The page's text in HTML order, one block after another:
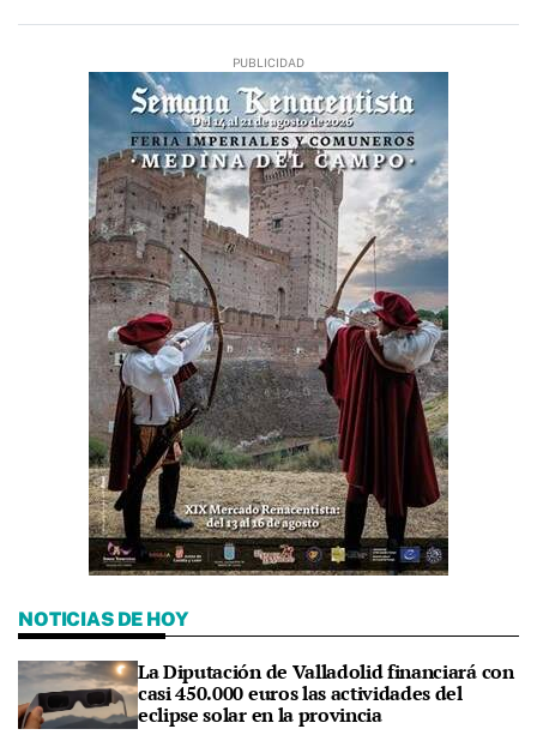
NOTICIAS DE HOY
La Diputación de Valladolid financiará con
casi 450.000 euros las actividades del
eclipse solar en la provincia